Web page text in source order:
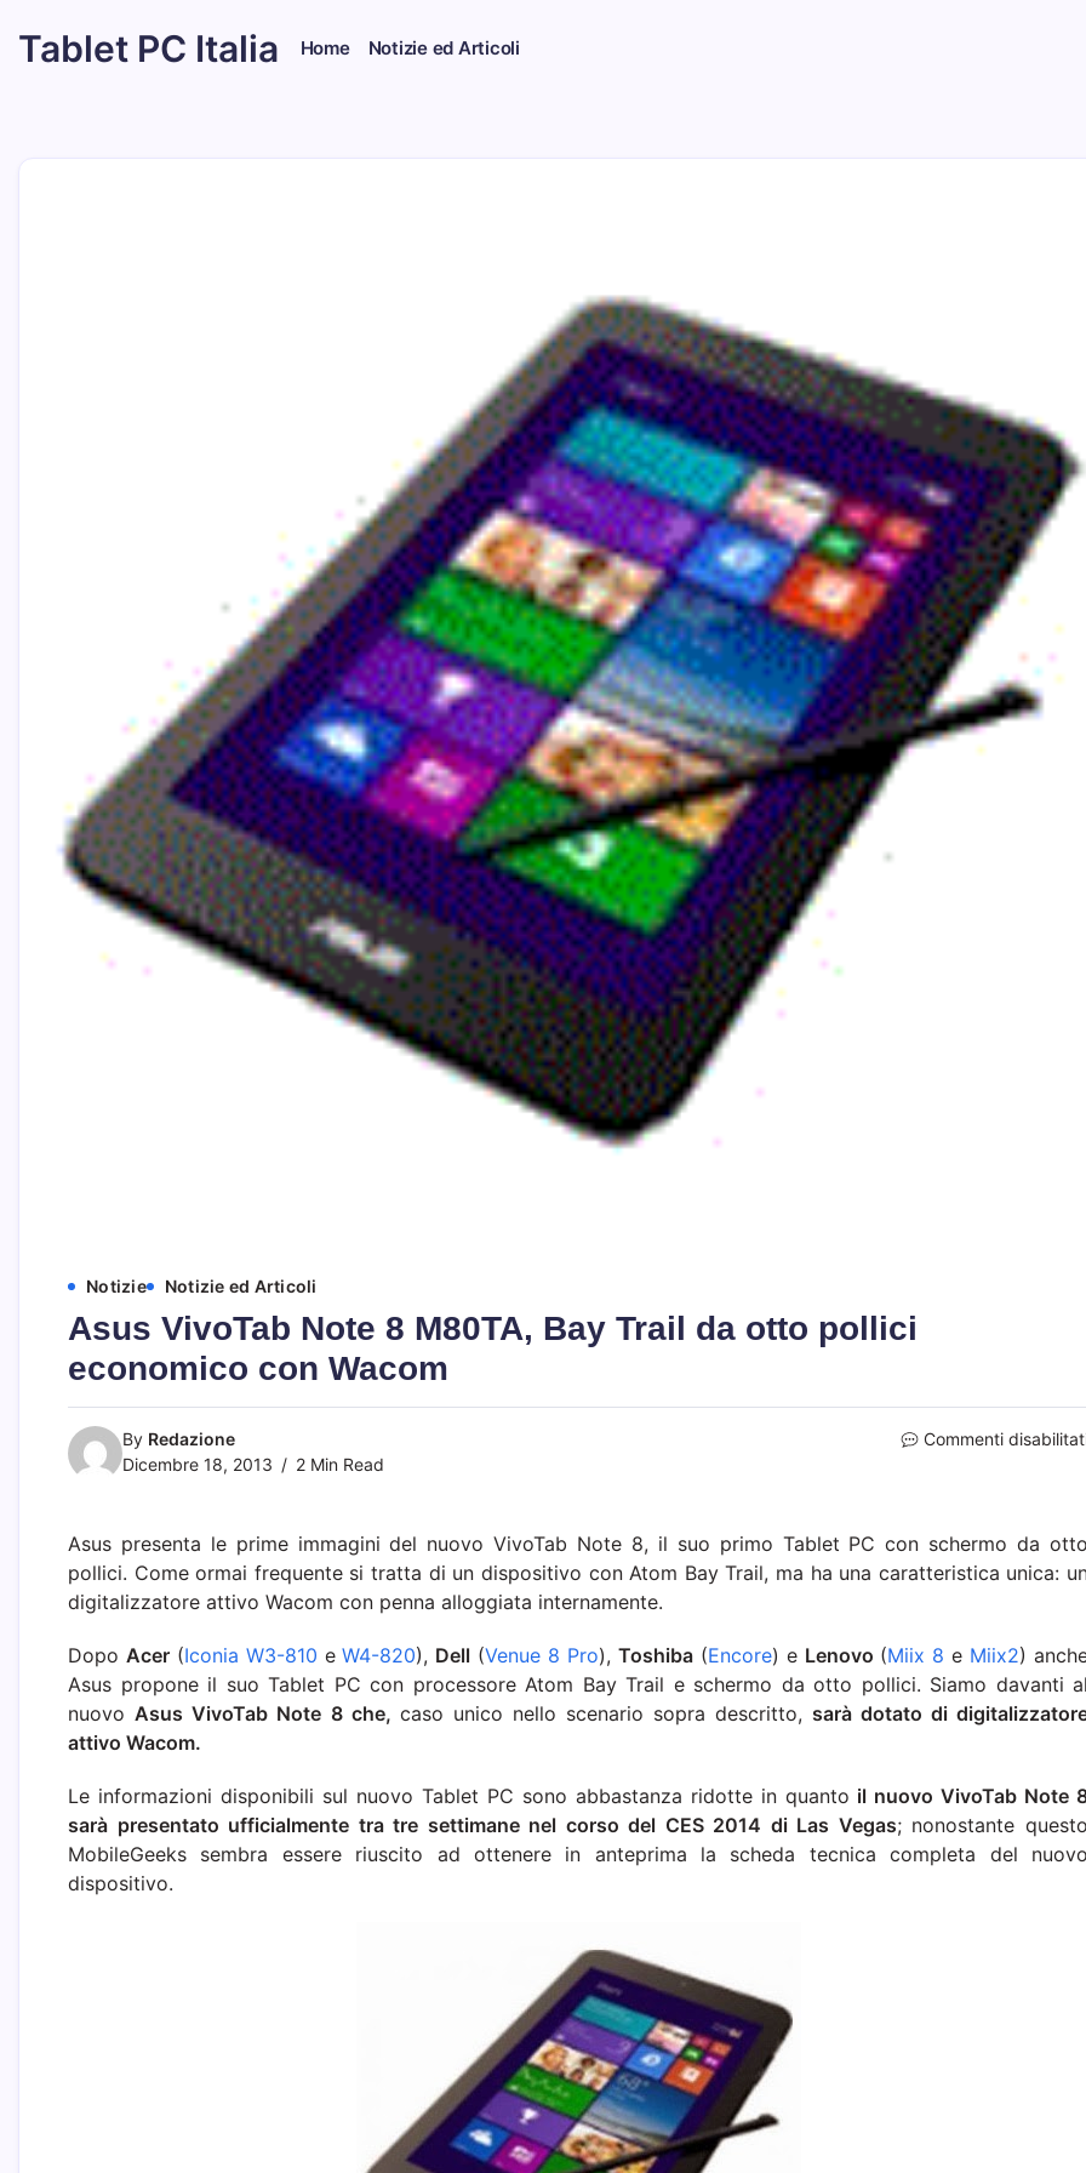
content
Tablet PC Italia Home Notizie ed Articoli
Notizie Notizie ed Articoli
Asus VivoTab Note 8 M80TA, Bay Trail da otto pollici
economico con Wacom
By Redazione
Dicembre 18, 2013
2 Min Read
Commenti
Asus presenta le prime immagini del nuovo VivoTab Note 8, il suo primo Tablet PC con schermo da otto
pollici. Come ormai frequente si tratta di un dispositivo con Atom Bay Trail, ma ha una caratteristica unica:
digitalizzatore attivo Wacom con penna alloggiata internamente.
Dopo Acer(Iconia W3-810 eW4-820), Dell (Venue 8 Pro), Toshiba(Encore) e Lenovo (Miix 8 e Miix2)
Asus propone il suo Tablet PC con processore Atom Bay Trail e schermo da otto pollici. Siamo davanti al
nuovoAsus VivoTab Note 8 che, caso unico nello scenario sopra descritto, sarà dotato di
attivo Wacom.
Le informazioni disponibili sul nuovo Tablet PC sono abbastanza ridotte in quanto il nuovo VivoTab Note
sarà presentato ufficialmente tra tre settimane nel corso del CES 2014 di Las Vegas; nonostante questo
MobileGeeks sembra essere riuscito ad ottenere in anteprima la scheda tecnica completa del nuovo
dispositivo.